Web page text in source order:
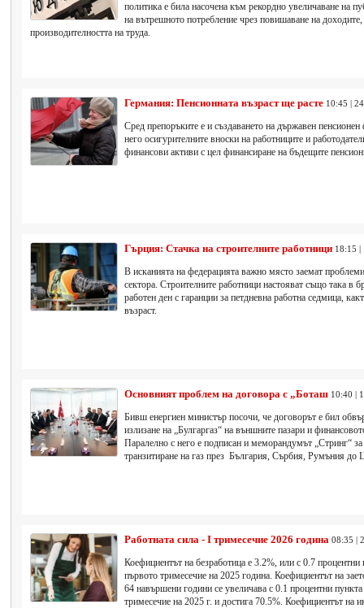
политика е била насочена към рекордно увеличаване на
на вътрешното потребление чрез повишаване на
производителността на труда.
Германия: Пенсионната възраст ще расте 10:45 |
Сред препоръките е и създаването на държавен
него осигурителните вноски на работниците и
финансови активи с цел финансиране на бъдещите
Гърция: Стачка на строителните работници 18:15
В исканията на федерацията важно място заемат
сектора. Строителните работници настояват също така в
работен ден с гаранции за петдневна работна седмица,
възраст.
Основният проблем на договора с „Боташ 10:40 |
Бивш енергиен министър посочи, че договорът е бил
излизане на „Булгаргаз“ на външните пазари и
Паралелно с него е подписан и меморандумът „Стринг“ за
транзитиране на газ през България, Сърбия, Румъния до
Работната сила - I тримесечие 2026 година 08:35 |
Коефициентът на безработица е 3.2%, или с 0.7 процентни
първото тримесечие на 2025 година. Коефициентът на
64 навършени години се увеличава с 0.1 процентни
тримесечие на 2025 г. и достига 70.5%. Коефициентът на